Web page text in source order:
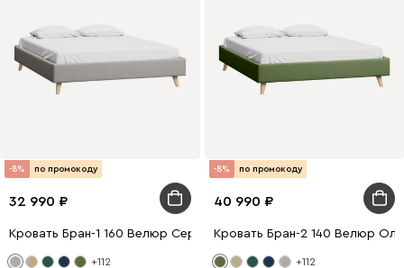
-8% по промокоду
32 990
Кровать Бран-1 160 Велюр Серый
+112
-8% по промокоду
40 990
Кровать Бран-2 140 Велюр
+112